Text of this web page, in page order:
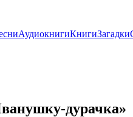
АудиокнигиКнигиЗагадки
дурачка»